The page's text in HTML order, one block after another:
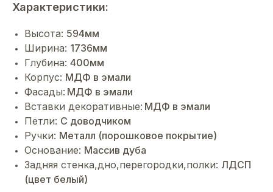
Характеристики:
Высота: 594мм
Ширина: 1736мм
Глубина: 400мм
Корпус: МДФ в эмали
Фасады: МДФ в эмали
Вставки декоративные: МДФ в эмали
Петли: C доводчиком
Ручки: Металл (порошковое покрытие)
Основание: Массив дуба
Задняя стенка,дно,перегородки,полки: ЛДСП
(цвет белый)